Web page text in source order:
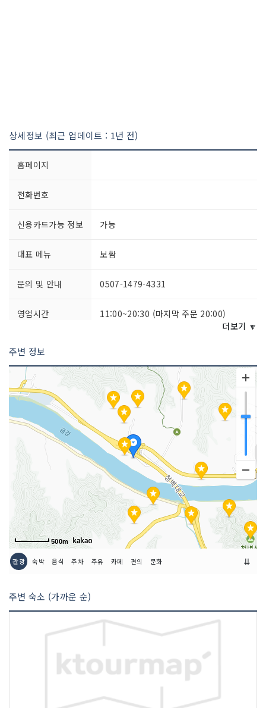
상세정보 (최근 업데이트 : 1년 전)
홈페이지
전화번호
신용카드가능 정보 가능
대표 메뉴 보쌈
문의 및 안내 0507-1479-4331
영업시간 11:00~20:30 (마지막 주문 20:00)
주차시설 가능
예약안내 가능
쉬는날 월요일
취급 메뉴 칼국수
인허가번호 19980257013
더보기 🔽
주변 정보
500m
관광 숙박 음식 주차 주유 카페 편의 문화 ⇊
주변 숙소 (가까운 순)